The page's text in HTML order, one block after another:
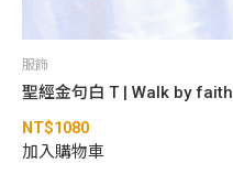
服飾
聖經金句白 T | Walk by faith
NT$1080
加入購物車